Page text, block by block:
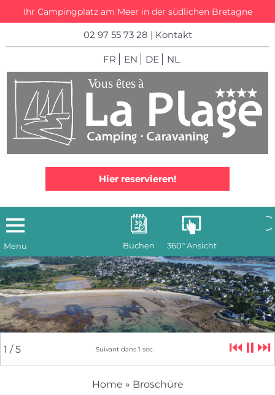
Ihr Campingplatz am Meer in der südlichen Bretagne
02 97 55 73 28 | Kontakt
FR EN DE NL
Buchen 360° Ansicht
Hier reservieren!
2 / 5 Suivant dans5 sec. ⏮ ⏸ ⏭
Menu
Home » Broschüre